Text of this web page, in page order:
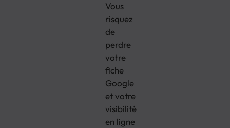
Vous
risquez
de
perdre
votre
fiche
Google
et votre
visibilité
en ligne